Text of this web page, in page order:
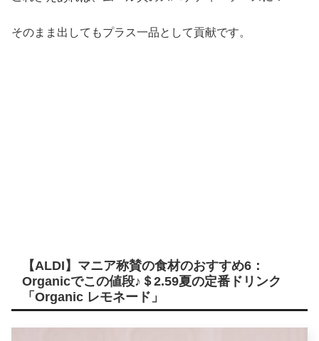
そのまま出してもプラス一品として貢献です。
【ALDI】マニア称賛の食材のおすすめ6：
Organicでこの値段♪＄2.59夏の定番ドリンク
「Organic レモネード」